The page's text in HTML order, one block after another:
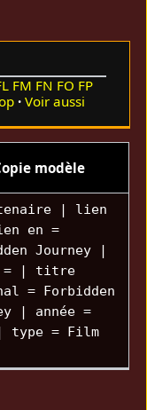
FM FN FO FP
Voir aussi
modèle
| lien
en =
Journey |
| titre
= Forbidden
| année =
type = Film